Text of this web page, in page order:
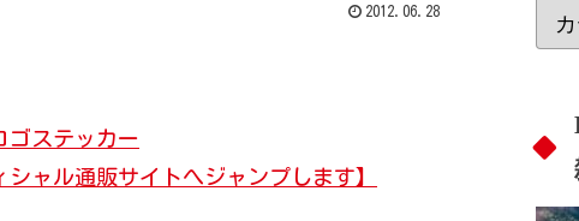
2012.06.28
ゴステッカー
ャル通販サイトへジャンプします】